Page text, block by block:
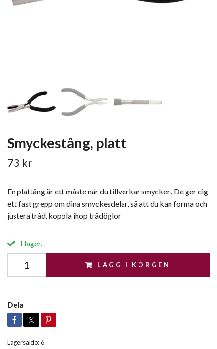
Smyckestång, platt
73 kr
En plattång är ett måste när du tillverkar smycken. De ger dig
ett fast grepp om dina smyckesdelar, så att du kan forma och
justera tråd, koppla ihop trådöglor
I lager.
LÄGG I KORGEN
Dela
Lagersaldo:6